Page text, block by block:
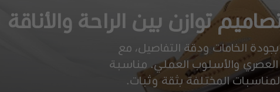
توازن بين الراحة والأناقة
الخامات ودقة التفاصيل، مع
العصري والأسلوب العملي. مناسبة
المختلفة بثقة وثبات.